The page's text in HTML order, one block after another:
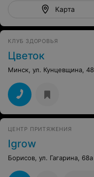
Карта
КЛУБ ЗДОРОВЬЯ
Цветок
Минск, ул. Кунцевщина, 48
ЦЕНТР ПРИТЯЖЕНИЯ
Igrow
Борисов, ул. Гагарина, 68а